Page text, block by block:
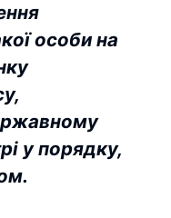
особи на
у порядку,